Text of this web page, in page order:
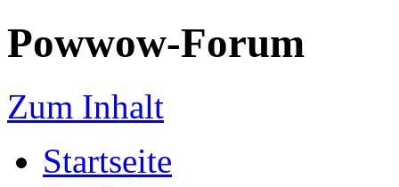
Powwow-Forum
Zum Inhalt
Startseite